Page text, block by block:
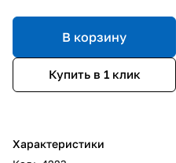
В корзину
Купить в 1 клик
Характеристики